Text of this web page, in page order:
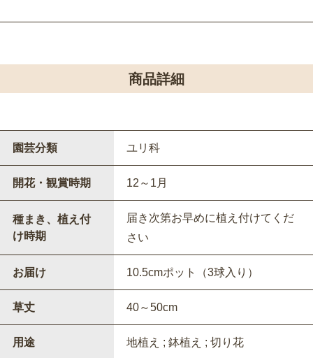
商品詳細
園芸分類 ユリ科
開花・観賞時期 12～1月
種まき、植え付
け時期
届き次第お早めに植え付けてくだ
さい
お届け 10.5cmポット（3球入り）
草丈 40～50cm
用途 地植え ; 鉢植え ; 切り花